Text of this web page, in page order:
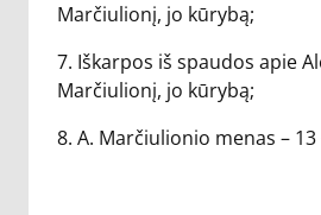
Marčiulionį, jo kūrybą;
7. Iškarpos iš spaudos apie
Marčiulionį, jo kūrybą;
8. A. Marčiulionio menas – 13